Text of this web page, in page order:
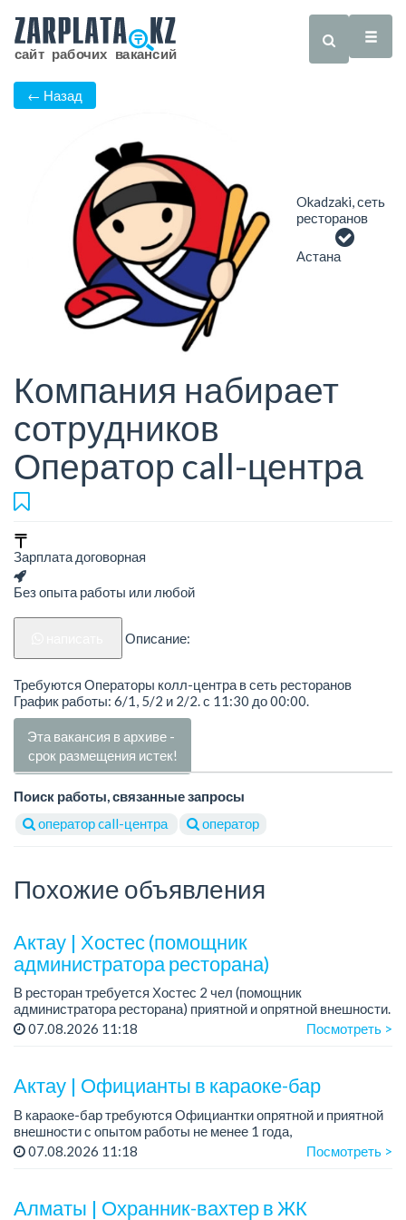
← Назад
Okadzaki, сеть
ресторанов
Астана
Компания набирает
сотрудников
Оператор call-центра
Зарплата договорная
Без опыта работы или любой
Описание:
Требуются Операторы колл-центра в сеть ресторанов
График работы: 6/1, 5/2 и 2/2. с 11:30 до 00:00.
Эта вакансия в архиве -
срок размещения истек!
Поиск работы, связанные запросы
оператор call-центра
оператор
Похожие объявления
Актау | Хостес (помощник
администратора ресторана)
В ресторан требуется Хостес 2 чел (помощник
администратора ресторана) приятной и опрятной внешности.
Требования: ответственная, с опытом работы в ресторане,
07.08.2026 11:18 Посмотреть >
Актау | Официанты в караоке-бар
В караоке-бар требуются Официантки опрятной и приятной
внешности с опытом работы не менее 1 года,
совершеннолетние
— Удобный сменный график
07.08.2026 11:18 Посмотреть >
Алматы | Охранник-вахтер в ЖК